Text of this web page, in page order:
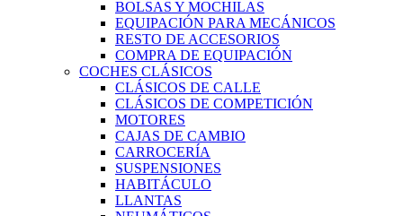
BOLSAS Y MOCHILAS
EQUIPACIÓN PARA MECÁNICOS
RESTO DE ACCESORIOS
COMPRA DE EQUIPACIÓN
COCHES CLÁSICOS
CLÁSICOS DE CALLE
CLÁSICOS DE COMPETICIÓN
MOTORES
CAJAS DE CAMBIO
CARROCERÍA
SUSPENSIONES
HABITÁCULO
LLANTAS